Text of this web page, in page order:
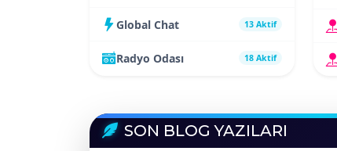
Global Chat 13 Aktif
Radyo Odası 18 Aktif
SON BLOG YAZILARI